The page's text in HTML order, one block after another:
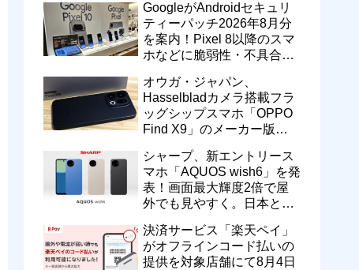
550円割引に
GoogleがAndroidセキュリ
ティーパッチ2026年8月分
を案内！Pixel 8以降のスマ
ホなどに脆弱性・不具合の
新が提供開始
オウガ・ジャパン、
Hasselbladカメラ搭載フラ
ッグシップスマホ「OPPO
Find X9」のメーカー版
げ！15万9800円に
シャープ、新エントリース
マホ「AQUOS wish6」を発
表！画面最大輝度2倍で屋
外でも見やすく。日本と台
売
決済サービス「楽天ペイ」
がオフラインコード払いの
提供を対象店舗にて8月4日